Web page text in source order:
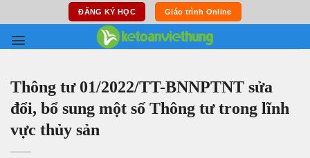
content
ĐĂNG KÝ HỌC Giáo trình Online
Thông tư 01/2022/TT-BNNPTNT sửa
đổi, bổ sung một số Thông tư trong lĩnh
vực thủy sản